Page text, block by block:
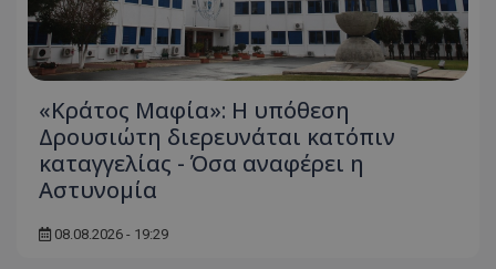
«Κράτος Μαφία»: Η υπόθεση
Δρουσιώτη διερευνάται κατόπιν
καταγγελίας - Όσα αναφέρει η
Αστυνομία
08.08.2026 - 19:29
ASP.NET_SessionId
Microsoft Corporation